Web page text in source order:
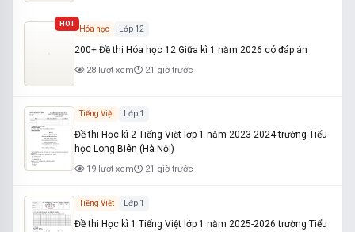
HOT
Hóa học Lớp 12
200+ Đề thi Hóa học 12 Giữa kì 1 năm 2026 có đáp án
28 lượt xem 21 giờ trước
Tiếng Việt Lớp 1
Đề thi Học kì 2 Tiếng Việt lớp 1 năm 2023-2024 trường Tiểu
học Long Biên (Hà Nội)
19 lượt xem 21 giờ trước
Tiếng Việt Lớp 1
Đề thi Học kì 1 Tiếng Việt lớp 1 năm 2025-2026 trường Tiểu